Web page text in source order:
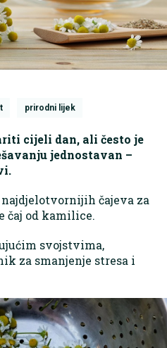
prirodni lijek
cijeli dan, ali često je
jednostavan –
čajeva za
čaj od kamilice.
svojstvima,
za smanjenje stresa i